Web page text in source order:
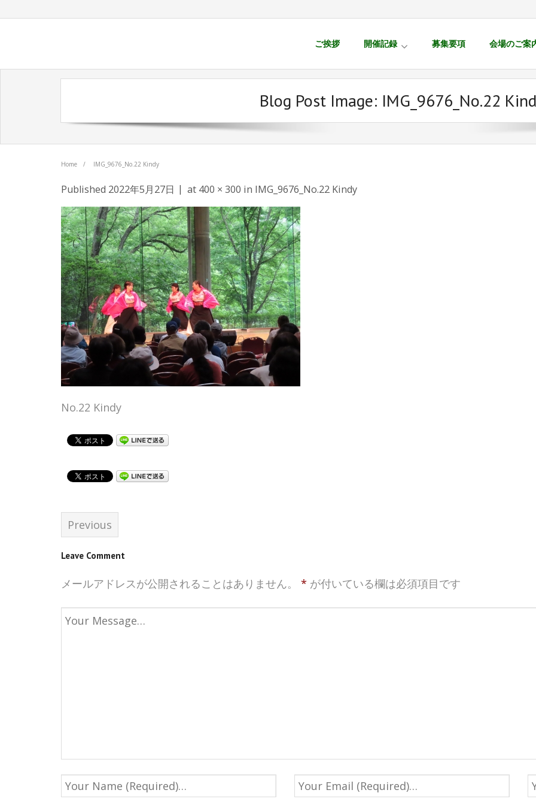
ご挨拶 開催記録 募集要項 会場のご案
Blog Post Image: IMG_9676_No.22
Home / IMG_9676_No.22 Kindy
Published 2022年5月27日 at 400 × 300 in IMG_9676_No.22 Kindy
No.22 Kindy
Previous
Leave Comment
メールアドレスが公開されることはありません。 * が付いている欄は必須項目です